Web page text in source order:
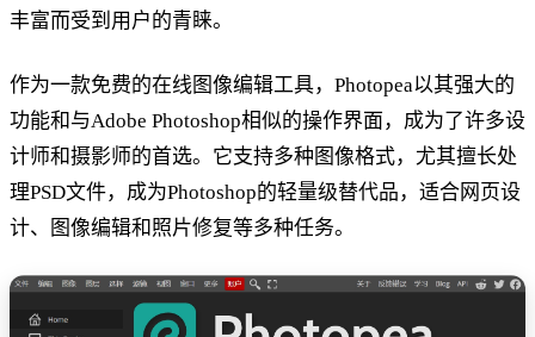
丰富而受到用户的青睐。
作为一款免费的在线图像编辑工具，Photopea以其强大的
功能和与Adobe Photoshop相似的操作界面，成为了许多设
计师和摄影师的首选。它支持多种图像格式，尤其擅长处
理PSD文件，成为Photoshop的轻量级替代品，适合网页设
计、图像编辑和照片修复等多种任务。